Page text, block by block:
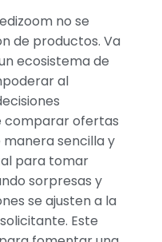
no se
de productos. Va
ecosistema de
al
comparar ofertas
sencilla y
para tomar
sorpresas y
se ajusten a la
Este